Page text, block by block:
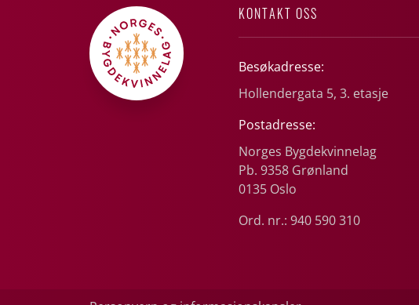
KONTAKT OSS
Besøkadresse:
Hollendergata 5, 3. etasje
Postadresse:
Norges Bygdekvinnelag
Pb. 9358 Grønland
0135 Oslo
Ord. nr.: 940 590 310